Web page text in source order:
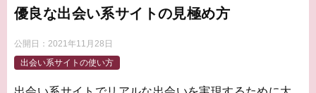
優良な出会い系サイトの見極め方
公開日： 2021年11月28日
出会い系サイトの使い方